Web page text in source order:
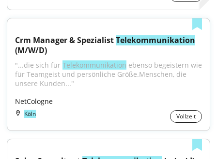
Crm Manager & Spezialist Telekommunikation
(M/W/D)
"...die sich für Telekommunikation ebenso begeistern wie
für Teamgeist und persönliche Größe.Menschen, die
unsere Kunden..."
NetCologne
Köln Vollzeit